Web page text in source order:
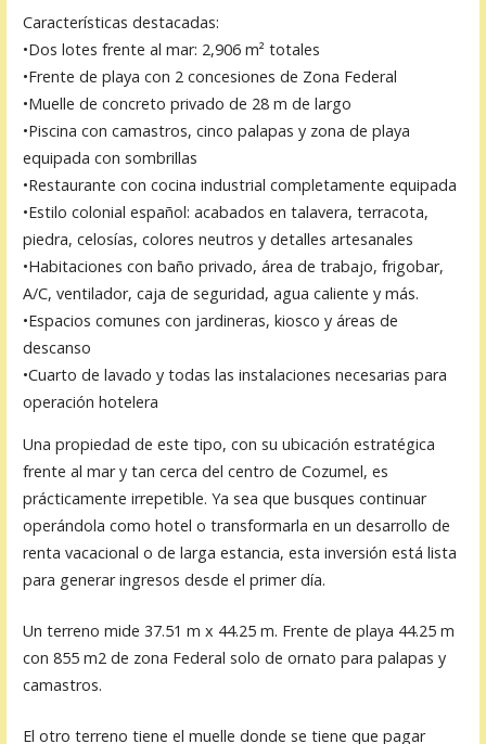
Características destacadas:
•Dos lotes frente al mar: 2,906 m² totales
•Frente de playa con 2 concesiones de Zona Federal
•Muelle de concreto privado de 28 m de largo
•Piscina con camastros, cinco palapas y zona de playa
equipada con sombrillas
•Restaurante con cocina industrial completamente equipada
•Estilo colonial español: acabados en talavera, terracota,
piedra, celosías, colores neutros y detalles artesanales
•Habitaciones con baño privado, área de trabajo, frigobar,
A/C, ventilador, caja de seguridad, agua caliente y más.
•Espacios comunes con jardineras, kiosco y áreas de
descanso
•Cuarto de lavado y todas las instalaciones necesarias para
operación hotelera
Una propiedad de este tipo, con su ubicación estratégica
frente al mar y tan cerca del centro de Cozumel, es
prácticamente irrepetible. Ya sea que busques continuar
operándola como hotel o transformarla en un desarrollo de
renta vacacional o de larga estancia, esta inversión está lista
para generar ingresos desde el primer día.
Un terreno mide 37.51 m x 44.25 m. Frente de playa 44.25 m
con 855 m2 de zona Federal solo de ornato para palapas y
camastros.
El otro terreno tiene el muelle donde se tiene que pagar